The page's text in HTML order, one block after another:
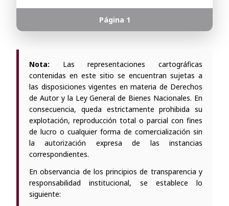
Página 1
Nota: Las representaciones cartográficas
contenidas en este sitio se encuentran sujetas a
las disposiciones vigentes en materia de Derechos
de Autor y la Ley General de Bienes Nacionales. En
consecuencia, queda estrictamente prohibida su
explotación, reproducción total o parcial con fines
de lucro o cualquier forma de comercialización sin
la autorización expresa de las instancias
correspondientes.
En observancia de los principios de transparencia y
responsabilidad institucional, se establece lo
siguiente: